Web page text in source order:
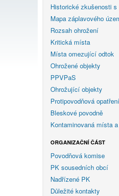
Historické zkušenosti s
Mapa záplavového
Rozsah ohrožení
Kritická místa
Místa omezující odtok
Ohrožené objekty
PPVPaS
Ohrožující objekty
Protipovodňová opatření
Bleskové povodně
Kontaminovaná místa
ORGANIZAČNÍ ČÁST
Povodňová komise
PK sousedních obcí
Nadřízené PK
Důležité kontakty